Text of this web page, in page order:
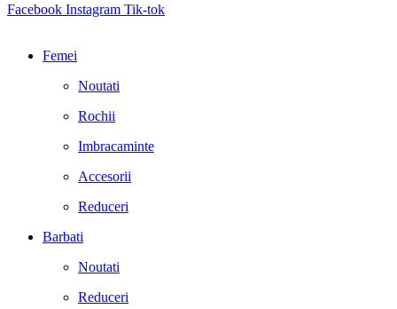
Facebook Instagram Tik-tok
Femei
Noutati
Rochii
Imbracaminte
Accesorii
Reduceri
Barbati
Noutati
Reduceri